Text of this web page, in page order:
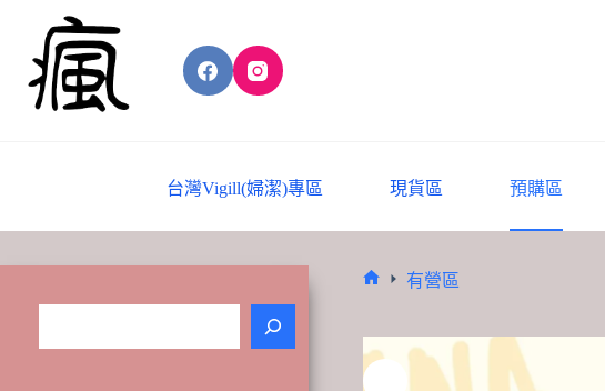
content
台灣Vigill(婦潔)專區 現貨區 預購區
有營區